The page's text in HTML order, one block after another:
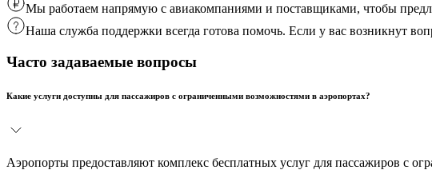
Мы работаем напрямую с авиакомпаниями и поставщиками, чтобы
Наша служба поддержки всегда готова помочь. Если у вас возникнут
Часто задаваемые вопросы
Какие услуги доступны для пассажиров с ограниченными возможностями в аэропортах?
Аэропорты предоставляют комплекс бесплатных услуг для пассажиров с